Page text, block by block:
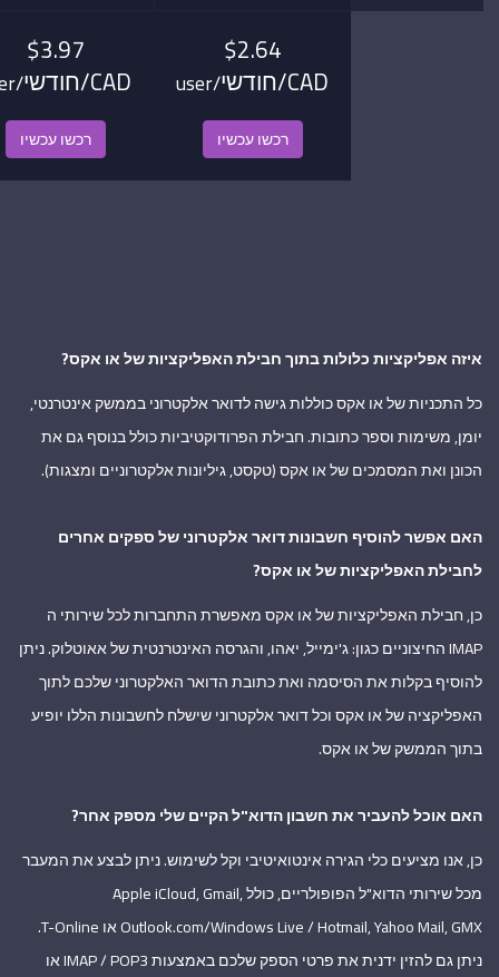
$2.64
CAD/חודשי /user
רכשו עכשיו
$3.97
CAD/חודשי /user
רכשו עכשיו
איזה אפליקציות כלולות בתוך חבילת האפליקציות של או אקס?
כל התכניות של או אקס כוללות גישה לדואר אלקטרוני בממשק אינטרנטי,
יומן, משימות וספר כתובות. חבילת הפרודוקטיביות כולל בנוסף גם את
הכונן ואת המסמכים של או אקס (טקסט, גיליונות אלקטרוניים ומצגות).
האם אפשר להוסיף חשבונות דואר אלקטרוני של ספקים אחרים
לחבילת האפליקציות של או אקס?
כן, חבילת האפליקציות של או אקס מאפשרת התחברות לכל שירותי ה
IMAP החיצוניים כגון: ג'ימייל, יאהו, והגרסה האינטרנטית של אאוטלוק. ניתן
להוסיף בקלות את הסיסמה ואת כתובת הדואר האלקטרוני שלכם לתוך
האפליקציה של או אקס וכל דואר אלקטרוני שישלח לחשבונות הללו יופיע
בתוך הממשק של או אקס.
האם אוכל להעביר את חשבון הדוא"ל הקיים שלי מספק אחר?
כן, אנו מציעים כלי הגירה אינטואיטיבי וקל לשימוש. ניתן לבצע את המעבר
מכל שירותי הדוא"ל הפופולריים, כולל Apple iCloud, Gmail,
Outlook.com/Windows Live / Hotmail, Yahoo Mail, GMX או T-Online.
ניתן גם להזין ידנית את פרטי הספק שלכם באמצעות IMAP / POP3 או